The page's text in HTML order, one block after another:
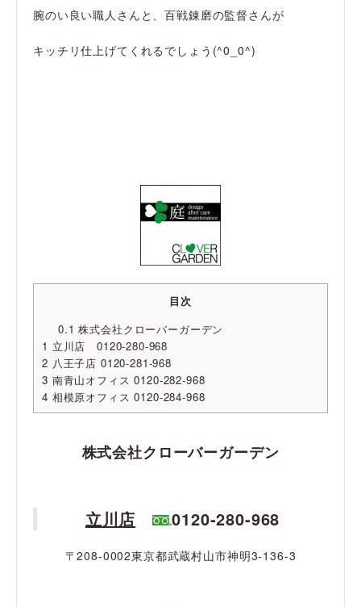
腕のい良い職人さんと、百戦錬磨の監督さんが
キッチリ仕上げてくれるでしょう(^0_0^)
目次
0.1 株式会社クローバーガーデン
1 立川店 0120-280-968
2 八王子店 0120-281-968
3 南青山オフィス 0120-282-968
4 相模原オフィス 0120-284-968
株式会社クローバーガーデン
立川店 0120-280-968
〒208-0002東京都武蔵村山市神明3-136-3